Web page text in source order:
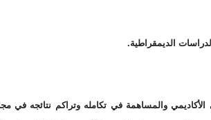
الديمقراطية.
الأكاديمي والمساهمة في تكامله وتراكم نتائجه